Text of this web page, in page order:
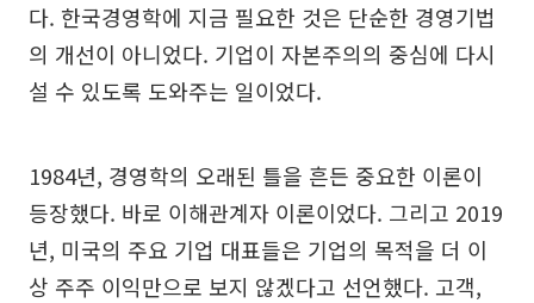
다. 한국경영학에 지금 필요한 것은 단순한 경영기법
의 개선이 아니었다. 기업이 자본주의의 중심에 다시
설 수 있도록 도와주는 일이었다.
1984년, 경영학의 오래된 틀을 흔든 중요한 이론이
등장했다. 바로 이해관계자 이론이었다. 그리고 2019
년, 미국의 주요 기업 대표들은 기업의 목적을 더 이
상 주주 이익만으로 보지 않겠다고 선언했다. 고객,